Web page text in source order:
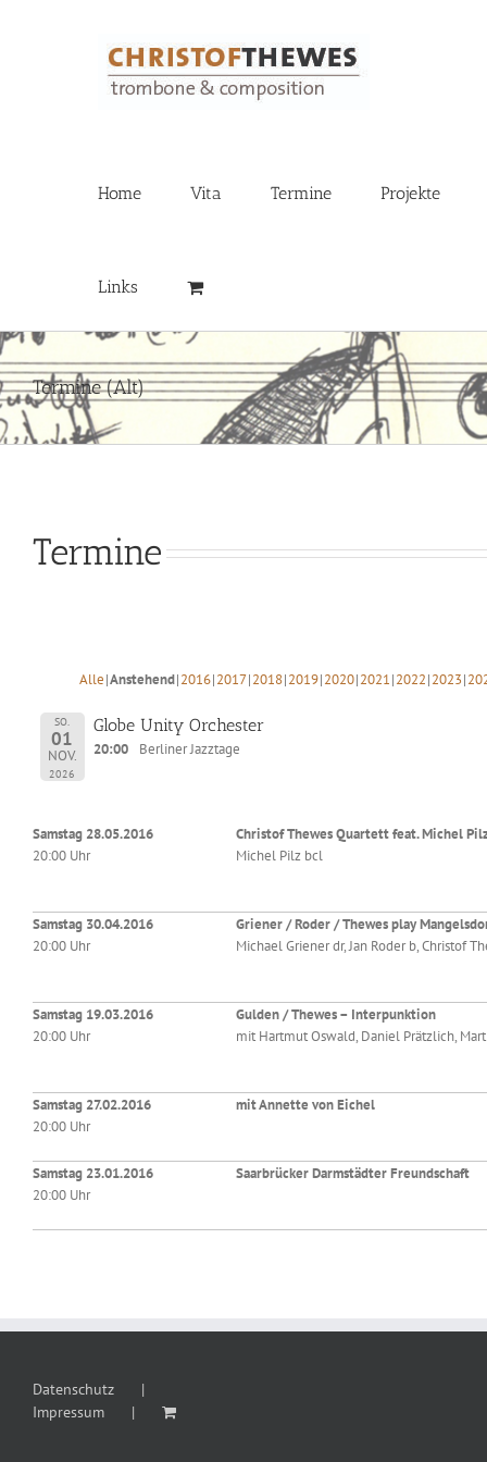
Home Vita Termine Projekte
Links
Termine (Alt)
Termine
Alle Anstehend 2016 2017 2018 2019 2020 2021 2022 2023
SO.
01
NOV.
2026
Globe Unity Orchester
20:00 Berliner Jazztage
Samstag 28.05.2016
20:00 Uhr
Christof Thewes Quartett feat. Michel
Michel Pilz bcl
Samstag 30.04.2016
20:00 Uhr
Griener / Roder / Thewes play
Michael Griener dr, Jan Roder b, Christof
Samstag 19.03.2016
20:00 Uhr
Gulden / Thewes – Interpunktion
mit Hartmut Oswald, Daniel Prätzlich,
Samstag 27.02.2016
20:00 Uhr
mit Annette von Eichel
Samstag 23.01.2016
20:00 Uhr
Saarbrücker Darmstädter Freundschaft
Datenschutz
Impressum